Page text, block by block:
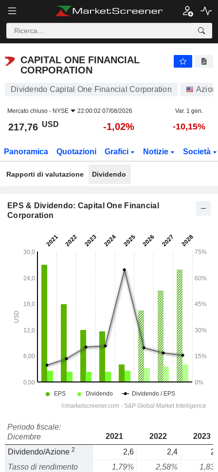
CAPITAL ONE FINANCIAL
CORPORATION
Dividendo Capital One Financial Corporation
Mercato chiuso - NYSE 22:00:02 07/08/2026 Var. 1 gen.
217,76 USD -1,02% -10,15%
Panoramica Quotazioni Grafici Notizie Società
Rapporti di valutazione Dividendo
EPS & Dividendo: Capital One Financial
Corporation
Periodo fiscale:
Dicembre
2021 2022
2023
Dividendo/Azione 2 2,6 2,4
Tasso di rendimento
1,79% 2,58%